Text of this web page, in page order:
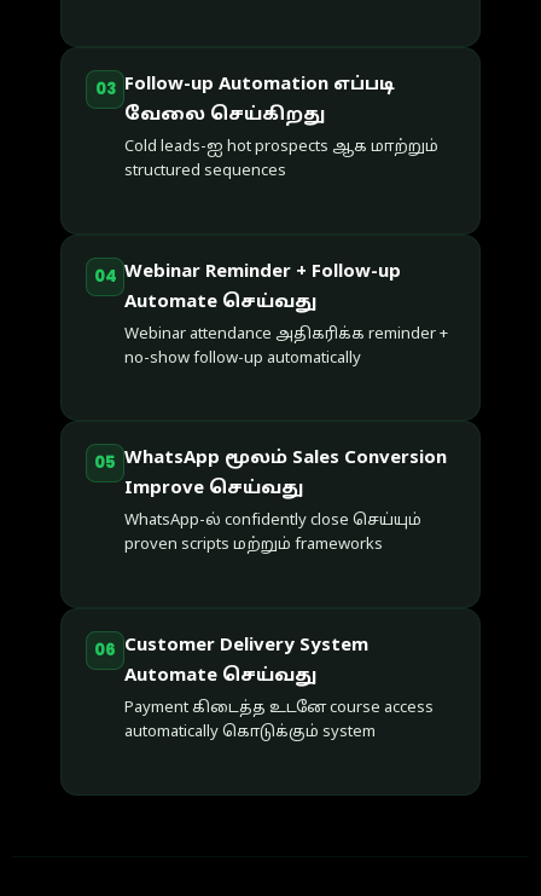
03 Follow-up Automation எப்படி
வேலை செய்கிறது
Cold leads-ஐ hot prospects ஆக மாற்றும்
structured sequences
04 Webinar Reminder + Follow-up
Automate செய்வது
Webinar attendance அதிகரிக்க reminder +
no-show follow-up automatically
05 WhatsApp மூலம் Sales Conversion
Improve செய்வது
WhatsApp-ல் confidently close செய்யும்
proven scripts மற்றும் frameworks
06 Customer Delivery System
Automate செய்வது
Payment கிடைத்த உடனே course access
automatically கொடுக்கும் system